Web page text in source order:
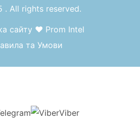
. All rights reserved.
сайту ❤ Prom Intel
та Умови
Viber